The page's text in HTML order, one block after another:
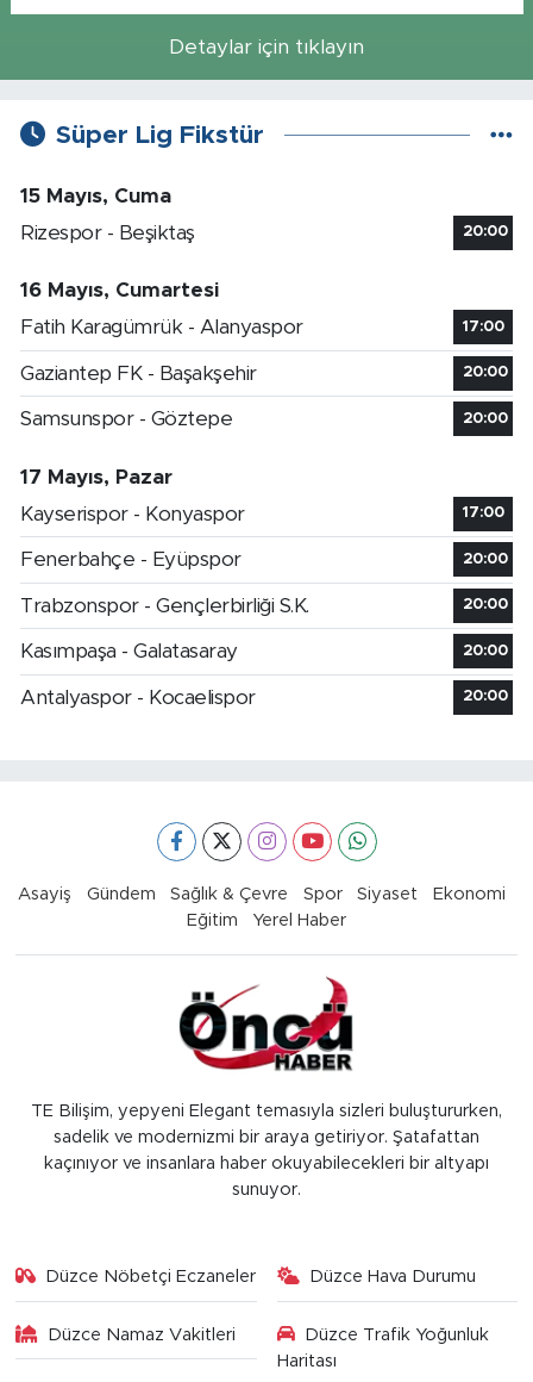
Detaylar için tıklayın
Süper Lig Fikstür
15 Mayıs, Cuma
Rizespor - Beşiktaş
20:00
16 Mayıs, Cumartesi
Fatih Karagümrük - Alanyaspor
17:00
Gaziantep FK - Başakşehir 20:00
Samsunspor - Göztepe 20:00
17 Mayıs, Pazar
Kayserispor - Konyaspor
17:00
Fenerbahçe - Eyüpspor 20:00
Trabzonspor - Gençlerbirliği S.K. 20:00
Kasımpaşa - Galatasaray 20:00
Antalyaspor - Kocaelispor 20:00
Asayiş Gündem Sağlık & Çevre Spor Siyaset
Ekonomi
Eğitim
Yerel Haber
TE Bilişim, yepyeni Elegant temasıyla sizleri buluştururken,
sadelik ve modernizmi bir araya getiriyor. Şatafattan
kaçınıyor ve insanlara haber okuyabilecekleri bir altyapı
sunuyor.
Düzce Nöbetçi Eczaneler Düzce Hava Durumu
Düzce Namaz Vakitleri
Düzce Trafik Yoğunluk
Haritası